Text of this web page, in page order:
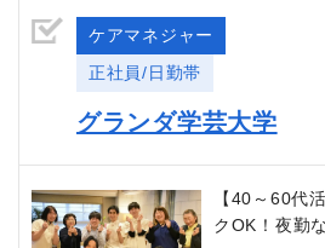
ケアマネジャー
正社員/日勤帯
グランダ学芸大学
【40～60代
クOK！夜勤